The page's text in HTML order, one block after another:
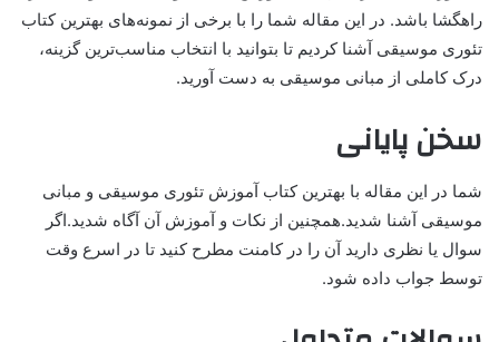
راهگشا باشد. در این مقاله شما را با برخی از نمونه‌های بهترین کتاب
تئوری موسیقی آشنا کردیم تا بتوانید با انتخاب مناسب‌ترین گزینه،
درک کاملی از مبانی موسیقی به دست آورید.
سخن پایانی
شما در این مقاله با بهترین کتاب آموزش تئوری موسیقی و مبانی
موسیقی آشنا شدید.همچنین از نکات و آموزش آن آگاه شدید.اگر
سوال یا نظری دارید آن را در کامنت مطرح کنید تا در اسرع وقت
توسط جواب داده شود.